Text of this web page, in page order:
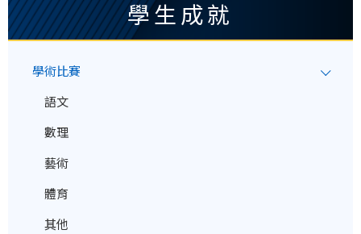
學生成就
學術比賽
語文
數理
藝術
體育
其他